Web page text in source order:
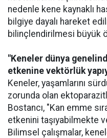
nedenle kene kaynaklı
bilgiye dayalı hareket
bilinçlendirilmesi büyük
"Keneler dünya
etkenine vektörlük
Keneler, yaşamlarını
zorunda olan
Bostancı, "Kan emme
etkenini taşıyabilmekte
Bilimsel çalışmalar,